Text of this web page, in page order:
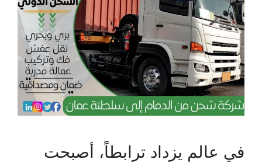
في عالم يزداد ترابطاً، أصبحت